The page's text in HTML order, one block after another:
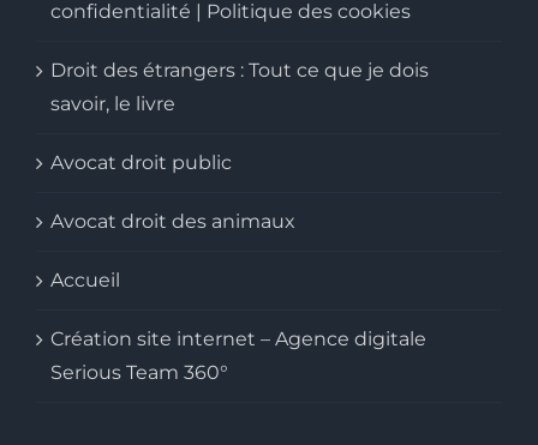
confidentialité | Politique des cookies
Droit des étrangers : Tout ce que je dois
savoir, le livre
Avocat droit public
Avocat droit des animaux
Accueil
Création site internet – Agence digitale
Serious Team 360°